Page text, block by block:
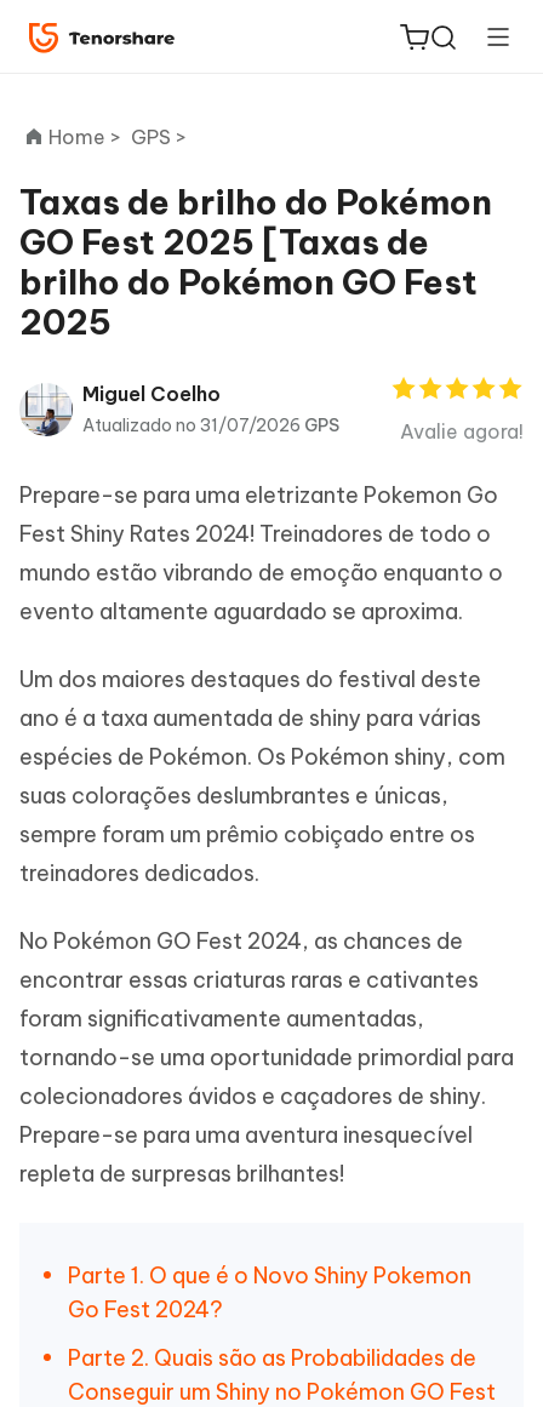
ReiBoot
for iOS
PDNob
Editor
Home > GPS >
Taxas de brilho do Pokémon
GO Fest 2025 [Taxas de
brilho do Pokémon GO Fest
2025
Miguel Coelho
Atualizado no 31/07/2026 GPS Avalie agora!
Prepare-se para uma eletrizante Pokemon Go
Fest Shiny Rates 2024! Treinadores de todo o
mundo estão vibrando de emoção enquanto o
evento altamente aguardado se aproxima.
Um dos maiores destaques do festival deste
ano é a taxa aumentada de shiny para várias
espécies de Pokémon. Os Pokémon shiny, com
suas colorações deslumbrantes e únicas,
sempre foram um prêmio cobiçado entre os
treinadores dedicados.
No Pokémon GO Fest 2024, as chances de
encontrar essas criaturas raras e cativantes
foram significativamente aumentadas,
tornando-se uma oportunidade primordial para
colecionadores ávidos e caçadores de shiny.
Prepare-se para uma aventura inesquecível
repleta de surpresas brilhantes!
Parte 1. O que é o Novo Shiny Pokemon
Go Fest 2024?
Parte 2. Quais são as Probabilidades de
Conseguir um Shiny no Pokémon GO Fest